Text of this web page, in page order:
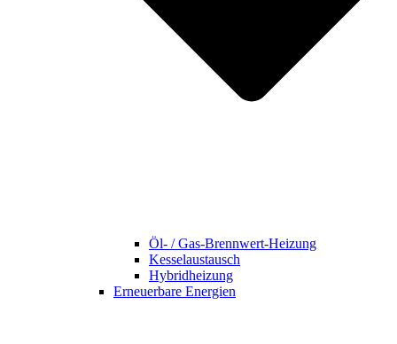
Öl- / Gas-Brennwert-Heizung
Kesselaustausch
Hybridheizung
Erneuerbare Energien